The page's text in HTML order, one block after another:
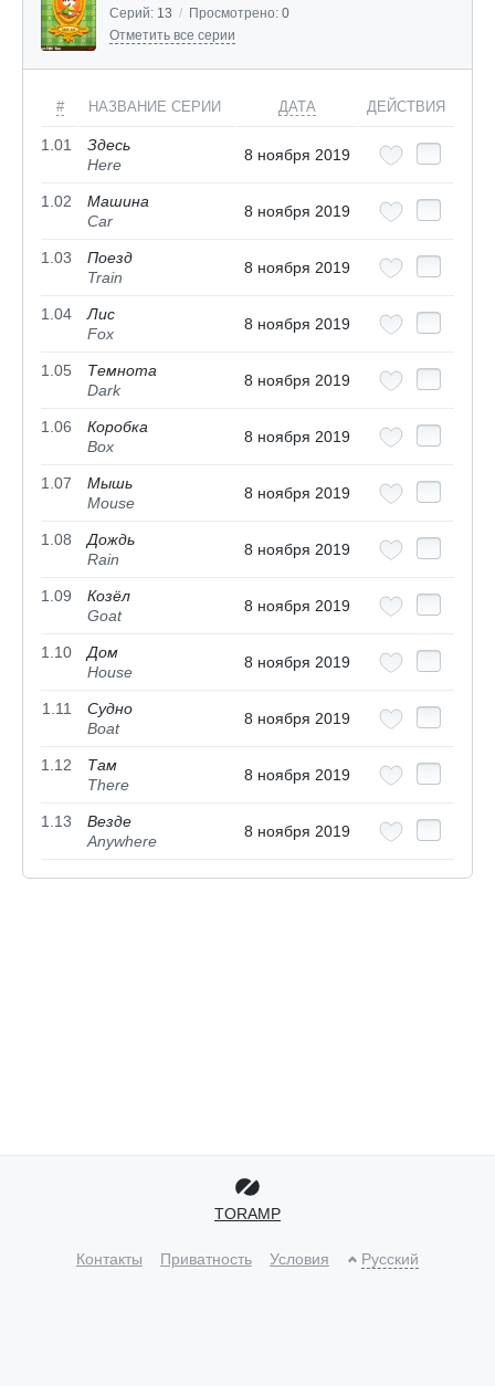
Серий: 13 / Просмотрено: 0
Отметить все серии
# НАЗВАНИЕ СЕРИИ ДАТА ДЕЙСТВИЯ
1.01
Здесь
Here
8 ноября 2019
1.02
Машина
Car
8 ноября 2019
1.03
Поезд
Train
8 ноября 2019
1.04
Лис
Fox
8 ноября 2019
1.05
Темнота
Dark
8 ноября 2019
1.06
Коробка
Box
8 ноября 2019
1.07
Мышь
Mouse
8 ноября 2019
1.08
Дождь
Rain
8 ноября 2019
1.09
Козёл
Goat
8 ноября 2019
1.10
Дом
House
8 ноября 2019
1.11
Судно
Boat
8 ноября 2019
1.12
Там
There
8 ноября 2019
1.13
Везде
Anywhere
8 ноября 2019
TORAMP
Контакты Приватность Условия Русский